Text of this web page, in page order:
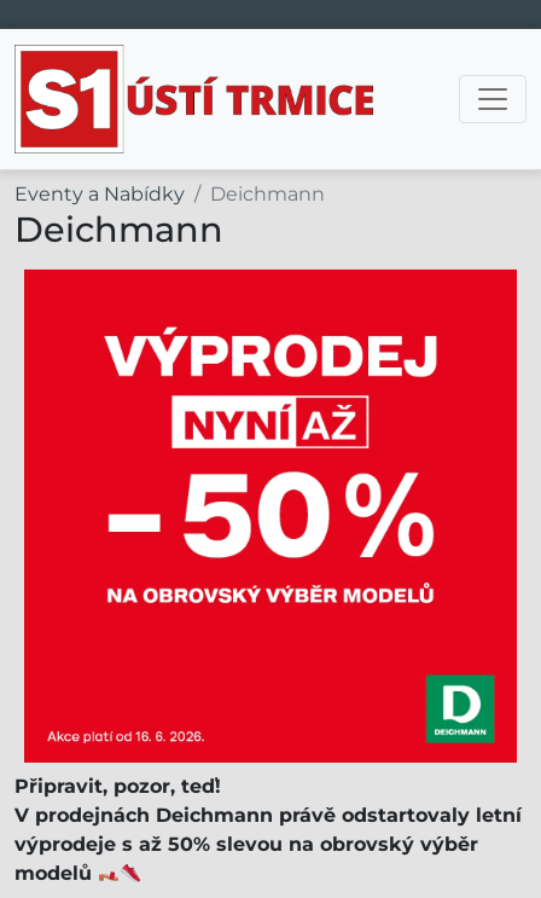
Hlavní navigace
Eventy a Nabídky Deichmann
Deichmann
Připravit, pozor, teď!
V prodejnách Deichmann právě odstartovaly letní
výprodeje s až 50% slevou na obrovský výběr
modelů